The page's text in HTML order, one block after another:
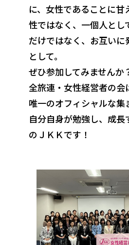
に、 女性であることに甘
性ではなく、一個人とし
だけではなく、お互いに
として。
ぜひ参加してみませんか
全旅連・女性経営者の会
唯一のオフィシャルな集
自分自身が勉強し、成長
のＪＫＫです！